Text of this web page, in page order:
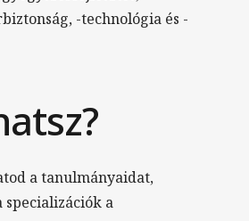
-technológia és -
a tanulmányaidat,
specializációk a